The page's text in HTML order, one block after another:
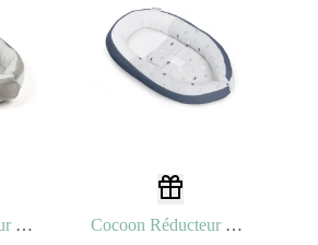
Cocoon Réducteur de Lit Classic Grey
Cocoon Réducteur de Lit Blue Grey Moon